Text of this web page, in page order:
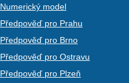
Numerický model
Předpověď pro Prahu
Předpověď pro Brno
Předpověď pro Ostravu
Předpověď pro Plzeň